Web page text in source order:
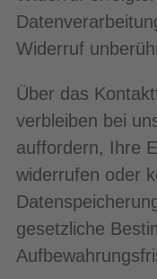
Widerruf
Über das
verbleiben bei
auffordern, Ihre
widerrufen oder
gesetzliche